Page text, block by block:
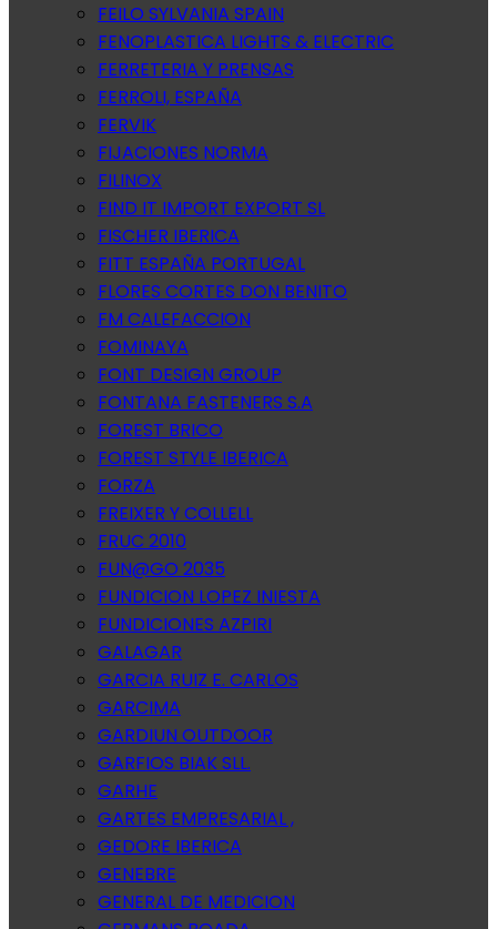
FEILO SYLVANIA SPAIN
FENOPLASTICA LIGHTS & ELECTRIC
FERRETERIA Y PRENSAS
FERROLI, ESPAÑA
FERVIK
FIJACIONES NORMA
FILINOX
FIND IT IMPORT EXPORT SL
FISCHER IBERICA
FITT ESPAÑA PORTUGAL
FLORES CORTES DON BENITO
FM CALEFACCION
FOMINAYA
FONT DESIGN GROUP
FONTANA FASTENERS S.A
FOREST BRICO
FOREST STYLE IBERICA
FORZA
FREIXER Y COLLELL
FRUC 2010
FUN@GO 2035
FUNDICION LOPEZ INIESTA
FUNDICIONES AZPIRI
GALAGAR
GARCIA RUIZ E. CARLOS
GARCIMA
GARDIUN OUTDOOR
GARFIOS BIAK SLL.
GARHE
GARTES EMPRESARIAL ,
GEDORE IBERICA
GENEBRE
GENERAL DE MEDICION